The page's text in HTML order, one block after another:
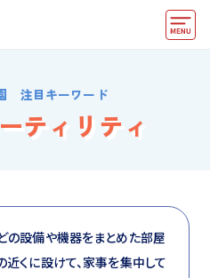
注目キーワード
ティリティ
の設備や機器をまとめた部屋
近くに設けて、家事を集中して